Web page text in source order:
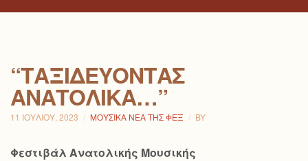
“ΤΑΞΙΔΕΎΟΝΤΑΣ
ΑΝΑΤΟΛΙΚΆ…”
11 ΙΟΥΛΊΟΥ, 2023 ΜΟΥΣΙΚΆ ΝΈΑ ΤΗΣ ΦΕΞ BY
Φεστιβάλ Ανατολικής Μουσικής